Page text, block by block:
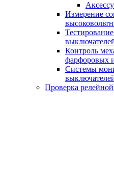
Измерение
Контроль
фарфоровых
Системы
Проверка